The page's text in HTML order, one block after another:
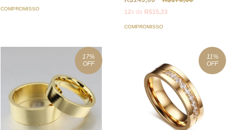
COMPROMISSO 12x de R$15,33
COMPROMISSO
17%
OFF
11%
OFF